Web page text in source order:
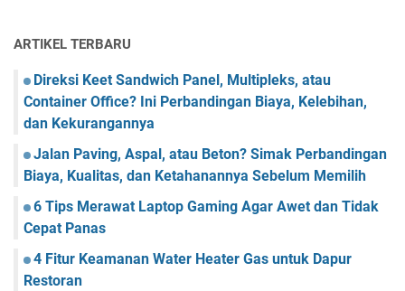
ARTIKEL TERBARU
Direksi Keet Sandwich Panel, Multipleks, atau
Container Office? Ini Perbandingan Biaya, Kelebihan,
dan Kekurangannya
Jalan Paving, Aspal, atau Beton? Simak Perbandingan
Biaya, Kualitas, dan Ketahanannya Sebelum Memilih
6 Tips Merawat Laptop Gaming Agar Awet dan Tidak
Cepat Panas
4 Fitur Keamanan Water Heater Gas untuk Dapur
Restoran